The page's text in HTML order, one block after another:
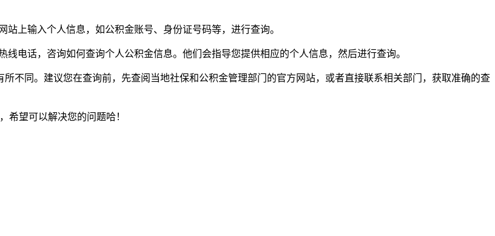
上输入个人信息，如公积金账号、身份证号码等，进行查询。
电话，咨询如何查询个人公积金信息。他们会指导您提供相应的个人信息，然后进行查询。
不同。建议您在查询前，先查阅当地社保和公积金管理部门的官方网站，或者直接联系相关部门，获取准确的查
希望可以解决您的问题哈！